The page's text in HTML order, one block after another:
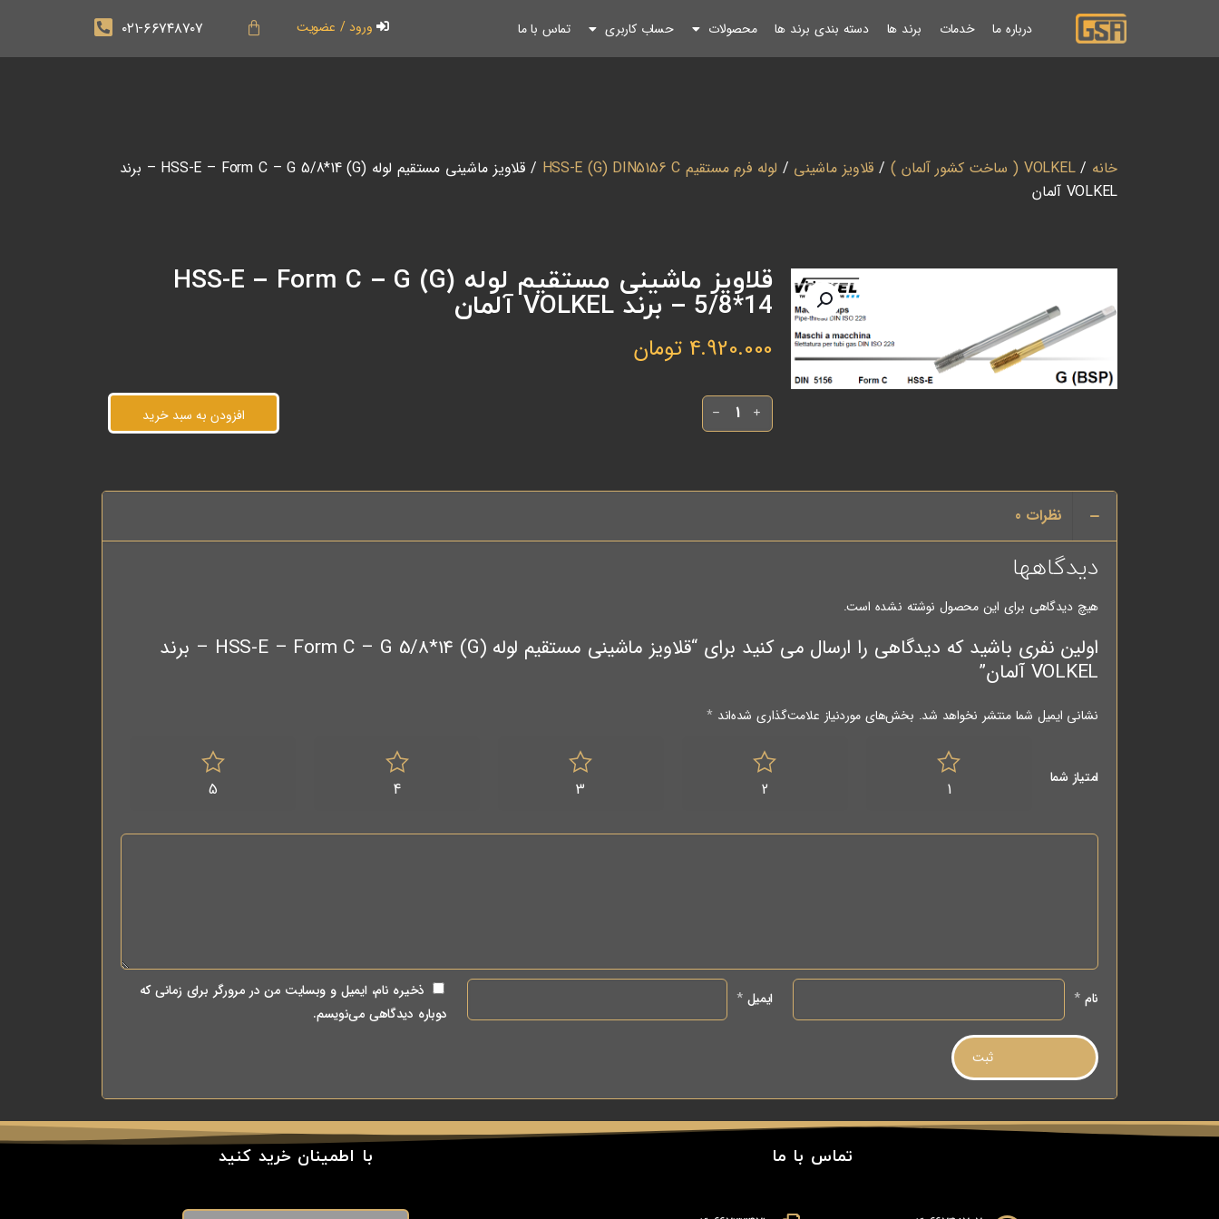
درباره ما خدمات برند ها دسته بندی برند ها محصولات حساب کاربری تماس با ما ورود / عضویت ۰۲۱-۶۶۷۴۸۷۰۷
خانه /VOLKEL ( ساخت کشور آلمان ) / قلاویز ماشینی / لوله فرم مستقیم HSS-E (G) DIN5156 C
/ قلاویز ماشینی مستقیم لوله (G) HSS-E – Form C – G 5/8*14 – برند
VOLKEL آلمان
قلاویز ماشینی مستقیم لوله (G) HSS-E – Form C – G
5/8*14 – برند VOLKEL آلمان
4.920.000 تومان
افزودن به سبد خرید
نظرات 0
دیدگاهها
هیچ دیدگاهی برای این محصول نوشته نشده است.
اولین نفری باشید که دیدگاهی را ارسال می کنید برای “قلاویز ماشینی مستقیم لوله (G) HSS-E – Form C – G 5/8*14 – برند
VOLKEL آلمان”
نشانی ایمیل شما منتشر نخواهد شد. بخش‌های موردنیاز علامت‌گذاری شده‌اند *
امتیاز شما
1
2
3
4
5
نام* ایمیل*
ذخیره نام، ایمیل و وبسایت من در مرورگر برای زمانی که
دوباره دیدگاهی می‌نویسم.
تماس با ما با اطمینان خرید کنید